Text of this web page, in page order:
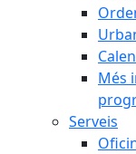
Més
Serveis